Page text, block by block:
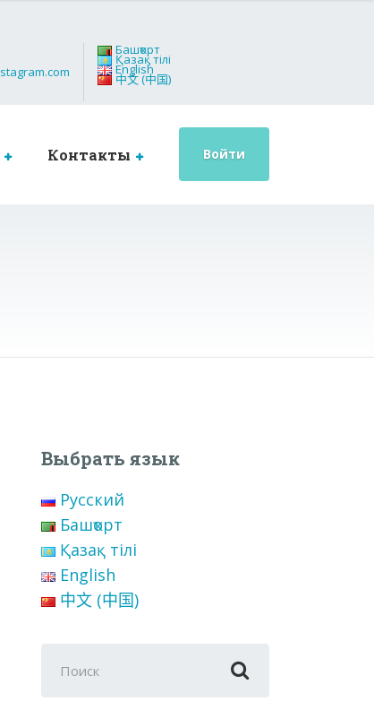
Башҡорт
Қазақ тілі
English
中文 (中国)
Контакты Войти
Выбрать язык
Русский
Башҡорт
Қазақ тілі
English
中文 (中国)
для: